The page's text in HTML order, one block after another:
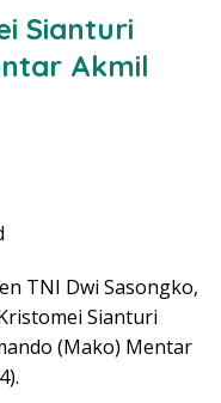
Sianturi
Akmil
TNI Dwi Sasongko,
Sianturi
(Mako) Mentar